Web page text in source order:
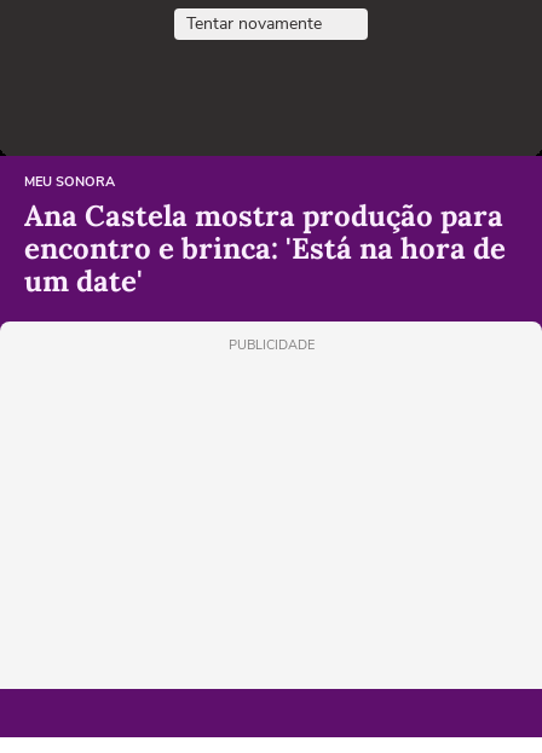
Tentar novamente
MEU SONORA
Ana Castela mostra produção para
encontro e brinca: 'Está na hora de
um date'
PUBLICIDADE